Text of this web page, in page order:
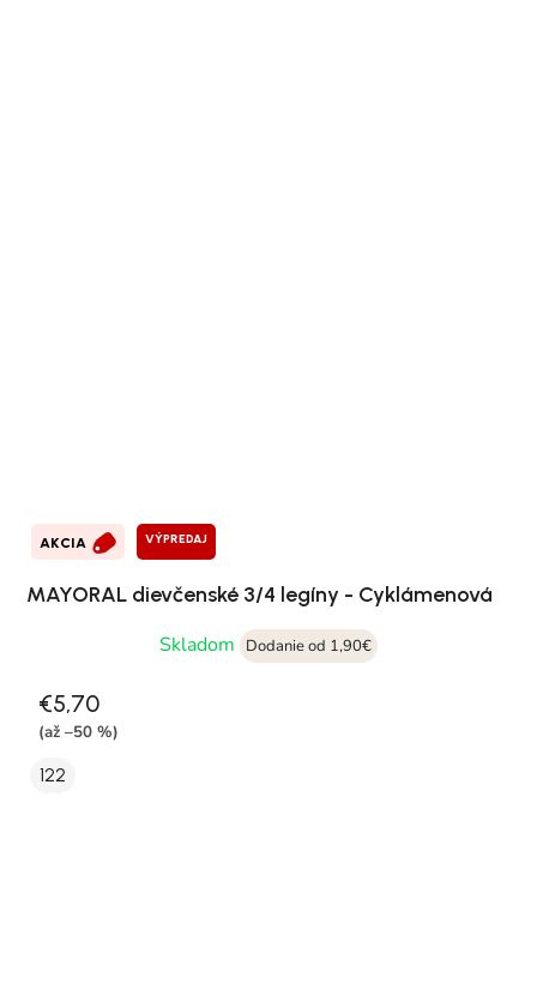
AKCIA VÝPREDAJ
MAYORAL dievčenské 3/4 legíny - Cyklámenová
Skladom
Dodanie od 1,90€
€5,70
(až –50 %)
122